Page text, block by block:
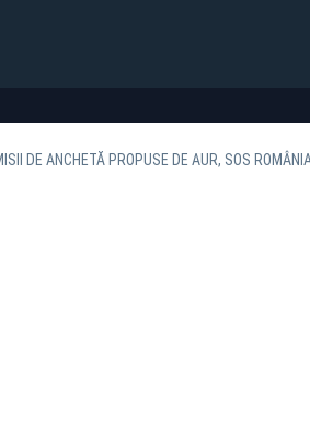
DE ANCHETĂ PROPUSE DE AUR, SOS